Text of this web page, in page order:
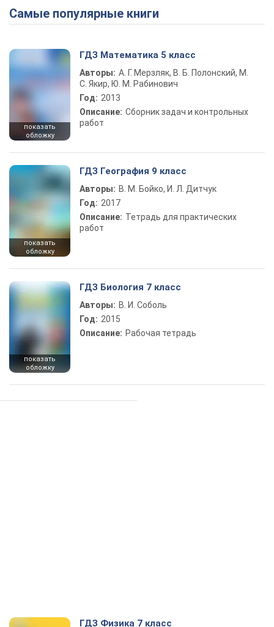
Самые популярные книги
показать
обложку
ГДЗ Математика 5 класс
Авторы: А. Г. Мерзляк, В. Б. Полонский, М.
С. Якир, Ю. М. Рабинович
Год: 2013
Описание: Сборник задач и контрольных
работ
показать
обложку
ГДЗ География 9 класс
Авторы: В. М. Бойко, И. Л. Дитчук
Год: 2017
Описание: Тетрадь для практических
работ
показать
обложку
ГДЗ Биология 7 класс
Авторы: В. И. Соболь
Год: 2015
Описание: Рабочая тетрадь
ГДЗ Физика 7 класс